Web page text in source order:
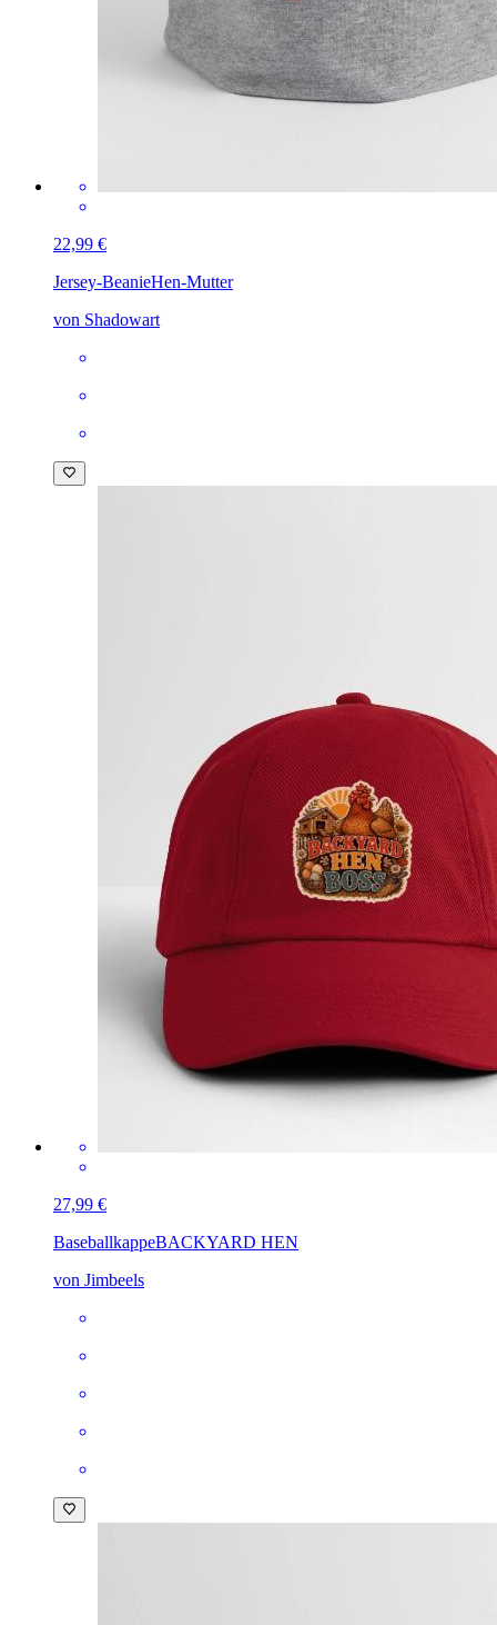
22,99 €
Jersey-BeanieHen-Mutter
von Shadowart
27,99 €
BaseballkappeBACKYARD HEN
von Jimbeels